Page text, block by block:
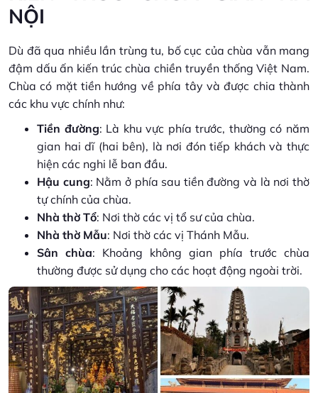
NỘI
Dù đã qua nhiều lần trùng tu, bố cục của chùa vẫn mang
đậm dấu ấn kiến trúc chùa chiền truyền thống Việt Nam.
Chùa có mặt tiền hướng về phía tây và được chia thành
các khu vực chính như:
Tiền đường: Là khu vực phía trước, thường có năm
gian hai dĩ (hai bên), là nơi đón tiếp khách và thực
hiện các nghi lễ ban đầu.
Hậu cung: Nằm ở phía sau tiền đường và là nơi thờ
tự chính của chùa.
Nhà thờ Tổ: Nơi thờ các vị tổ sư của chùa.
Nhà thờ Mẫu: Nơi thờ các vị Thánh Mẫu.
Sân chùa: Khoảng không gian phía trước chùa
thường được sử dụng cho các hoạt động ngoài trời.